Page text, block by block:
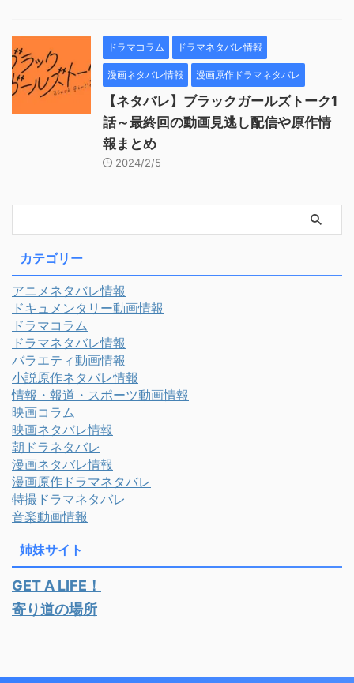
ドラマコラム ドラマネタバレ情報
漫画ネタバレ情報 漫画原作ドラマネタバレ
【ネタバレ】ブラックガールズトーク1
話～最終回の動画見逃し配信や原作情
報まとめ
2024/2/5
カテゴリー
アニメネタバレ情報
ドキュメンタリー動画情報
ドラマコラム
ドラマネタバレ情報
バラエティ動画情報
小説原作ネタバレ情報
情報・報道・スポーツ動画情報
映画コラム
映画ネタバレ情報
朝ドラネタバレ
漫画ネタバレ情報
漫画原作ドラマネタバレ
特撮ドラマネタバレ
音楽動画情報
姉妹サイト
GET A LIFE！
寄り道の場所